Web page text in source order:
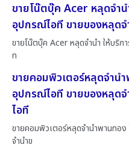
ขายโน๊ตบุ๊ค Acer หลุดจำ
อุปกรณ์ไอที ขายของหลุดจ
ขายโน๊ตบุ๊ค Acer หลุดจำนำ ให้บริก
ท
ขายคอมพิวเตอร์หลุดจำน
อุปกรณ์ไอที ขายของหลุด
ไอที
ขายคอมพิวเตอร์หลุดจำนำพานทอง
จำนำข